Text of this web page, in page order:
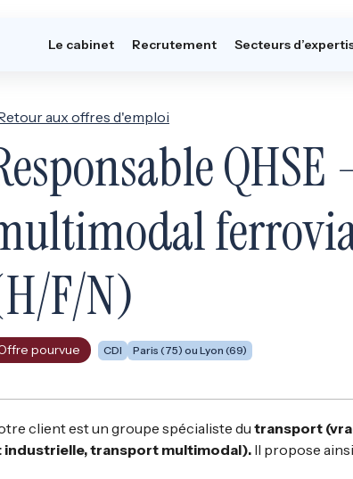
Le cabinet Recrutement Secteurs
aux offres d'emploi
F/N)
pourvue CDI Paris (75) ou Lyon (69)
client est un groupe spécialiste du transport
industrielle, transport multimodal). Il propose